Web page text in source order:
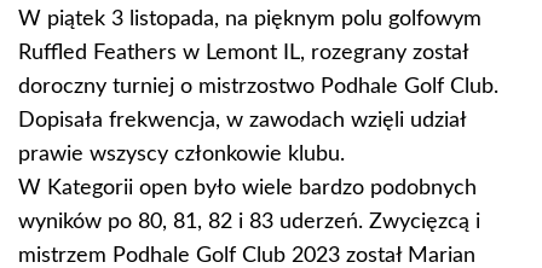
W piątek 3 listopada, na pięknym polu golfowym
Ruffled Feathers w Lemont IL, rozegrany został
doroczny turniej o mistrzostwo Podhale Golf Club.
Dopisała frekwencja, w zawodach wzięli udział
prawie wszyscy członkowie klubu.
W Kategorii open było wiele bardzo podobnych
wyników po 80, 81, 82 i 83 uderzeń. Zwycięzcą i
mistrzem Podhale Golf Club 2023 został Marian